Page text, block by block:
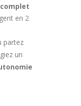
en 2
partez
un